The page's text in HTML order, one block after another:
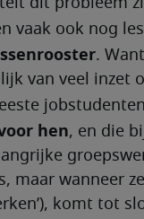
dit probleem
vaak ook nog
.
van veel inzet
hen, en die
maar wanneer
komt tot